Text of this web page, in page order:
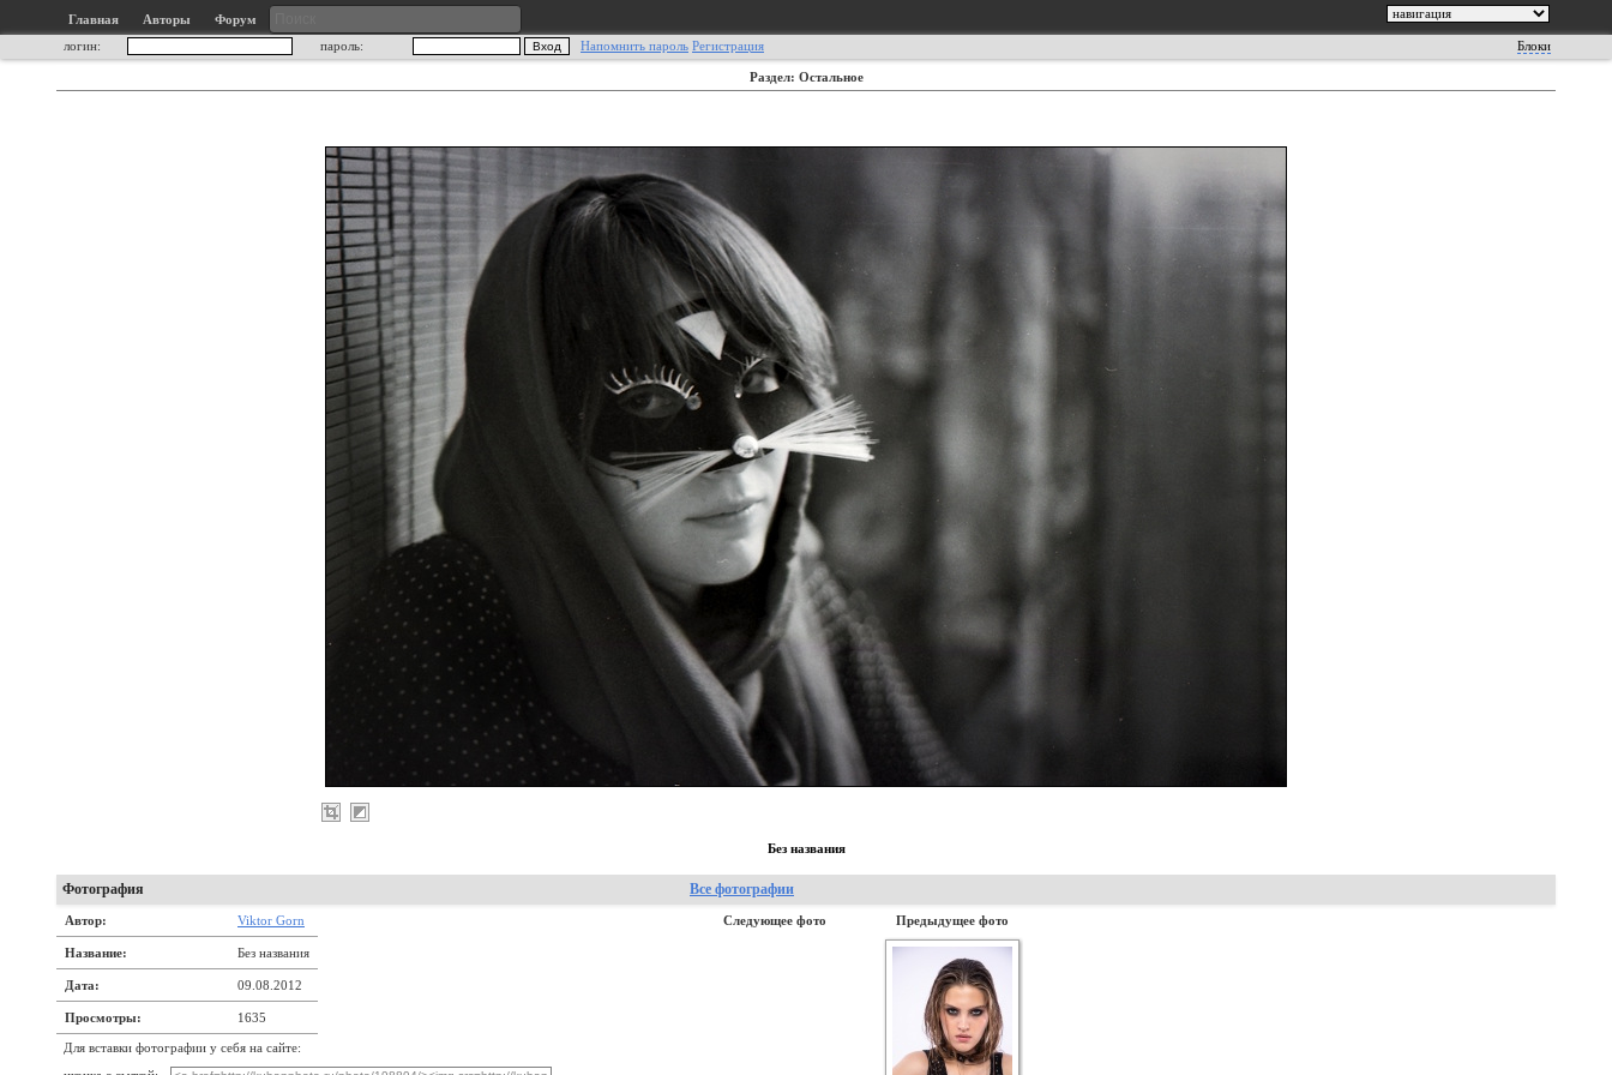
Главная Авторы
Форум
логин:
пароль: Напомнить пароль Регистрация Блоки
Раздел: Остальное
Без названия
Фотография Все фотографии
Автор: Viktor Gorn
Название: Без названия
Дата: 09.08.2012
Просмотры: 1635
Для вставки фотографии у себя на сайте:
Следующее фото Предыдущее фото